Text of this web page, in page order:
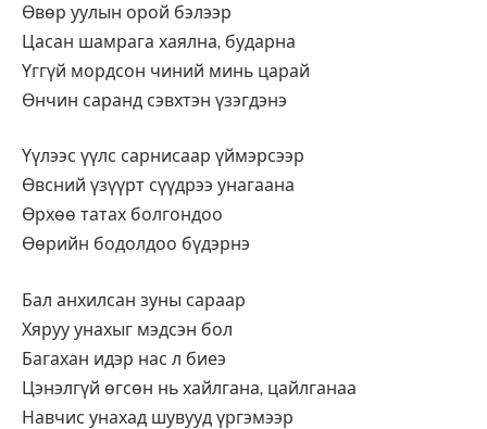
Өвөр уулын орой бэлээр
Цасан шамрага хаялна, бударна
Үггүй мордсон чиний минь царай
Өнчин саранд сэвхтэн үзэгдэнэ
Үүлээс үүлс сарнисаар үймэрсээр
Өвсний үзүүрт сүүдрээ унагаана
Өрхөө татах болгондоо
Өөрийн бодолдоо бүдэрнэ
Бал анхилсан зуны сараар
Хяруу унахыг мэдсэн бол
Багахан идэр нас л биеэ
Цэнэлгүй өгсөн нь хайлгана, цайлганаа
Навчис унахад шувууд үргэмээр